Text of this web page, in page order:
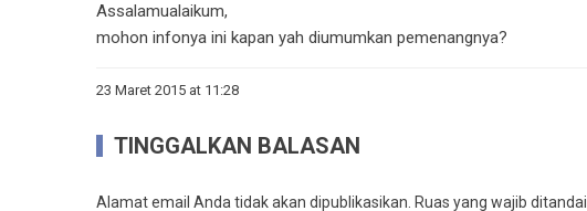
Assalamualaikum,
mohon infonya ini kapan yah diumumkan pemenangnya?
23 Maret 2015 at 11:28
TINGGALKAN BALASAN
Alamat email Anda tidak akan dipublikasikan. Ruas yang wajib ditandai